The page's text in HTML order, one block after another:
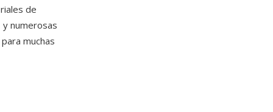
de
numerosas
muchas